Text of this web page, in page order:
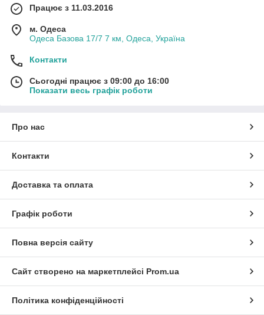
Працює з 11.03.2016
м. Одеса
Одеса Базова 17/7 7 км, Одеса, Україна
Контакти
Сьогодні працює з 09:00 до 16:00
Показати весь графік роботи
Про нас
Контакти
Доставка та оплата
Графік роботи
Повна версія сайту
Сайт створено на маркетплейсі Prom.ua
Політика конфіденційності